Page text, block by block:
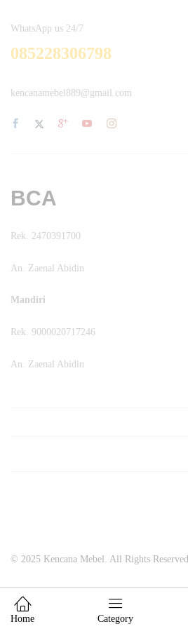
WhatsApp us 24/7
085228306798
kencanamebel889@gmail.com
BCA
Rek. 2470391700
An. Zaenal Abidin
Mandiri
Rek. 9000020717246
An. Zaenal Abidin
© 2025 Kencana Mebel. All Rights Reserved
Home Category